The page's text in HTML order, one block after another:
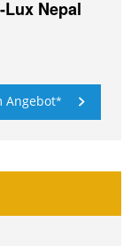
Nepal
Angebot